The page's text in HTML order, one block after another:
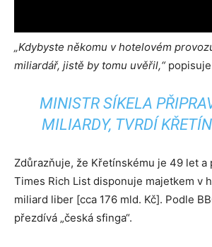
„Kdybyste někomu v hotelovém
miliardář, jistě by tomu uvěřil,“popisuje
MINISTR SÍKELA
MILIARDY, TVRDÍ
Zdůrazňuje, že Křetínskému je 49 let a
Times Rich List disponuje majetkem v
miliard liber [cca 176 mld. Kč]. Podle
přezdívá „česká sfinga“.